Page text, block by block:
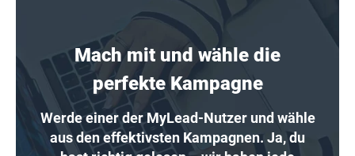
Mach mit und wähle die
perfekte Kampagne
Werde einer der MyLead-Nutzer und wähle
aus den effektivsten Kampagnen. Ja, du